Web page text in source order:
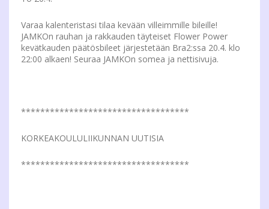
Varaa kalenteristasi tilaa kevään villeimmille bileille!
JAMKOn rauhan ja rakkauden täyteiset Flower Power
kevätkauden päätösbileet järjestetään Bra2:ssa 20.4. klo
22:00 alkaen! Seuraa JAMKOn somea ja nettisivuja.
***********************************
KORKEAKOULULIIKUNNAN UUTISIA
***********************************